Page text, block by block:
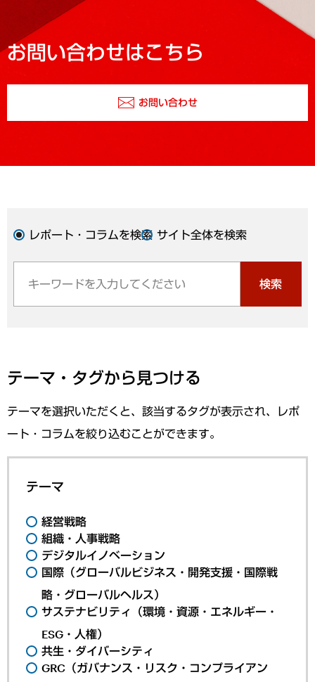
お問い合わせはこちら
お問い合わせ
レポート・コラムを検索 サイト全体を検索
検索
テーマ・タグから見つける
テーマを選択いただくと、該当するタグが表示され、レポ
ート・コラムを絞り込むことができます。
テーマ
経営戦略
組織・人事戦略
デジタルイノベーション
国際（グローバルビジネス・開発支援・国際戦
略・グローバルヘルス）
サステナビリティ（環境・資源・エネルギー・
ESG・人権）
共生・ダイバーシティ
GRC（ガバナンス・リスク・コンプライアン